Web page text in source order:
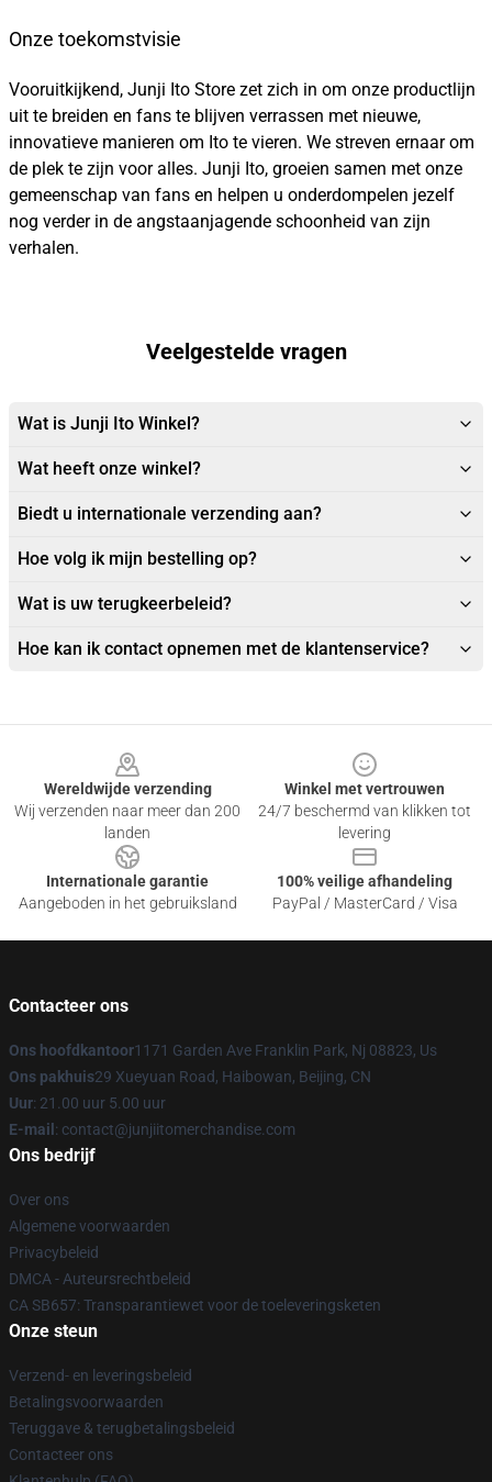
Onze toekomstvisie
Vooruitkijkend, Junji Ito Store zet zich in om onze productlijn
uit te breiden en fans te blijven verrassen met nieuwe,
innovatieve manieren om Ito te vieren. We streven ernaar om
de plek te zijn voor alles. Junji Ito, groeien samen met onze
gemeenschap van fans en helpen u onderdompelen jezelf
nog verder in de angstaanjagende schoonheid van zijn
verhalen.
Veelgestelde vragen
Wat is Junji Ito Winkel?
Wat heeft onze winkel?
Biedt u internationale verzending aan?
Hoe volg ik mijn bestelling op?
Wat is uw terugkeerbeleid?
Hoe kan ik contact opnemen met de klantenservice?
Wereldwijde verzending
Wij verzenden naar meer dan 200
landen
Winkel met vertrouwen
24/7 beschermd van klikken tot
levering
Internationale garantie
Aangeboden in het gebruiksland
100% veilige afhandeling
PayPal / MasterCard / Visa
Contacteer ons
Ons hoofdkantoor1171 Garden Ave Franklin Park, Nj 08823, Us
Ons pakhuis29 Xueyuan Road, Haibowan, Beijing, CN
Uur: 21.00 uur 5.00 uur
E-mail : contact@junjiitomerchandise.com
Ons bedrijf
Over ons
Algemene voorwaarden
Privacybeleid
DMCA - Auteursrechtbeleid
CA SB657: Transparantiewet voor de toeleveringsketen
Onze steun
Verzend- en leveringsbeleid
Betalingsvoorwaarden
Teruggave & terugbetalingsbeleid
Contacteer ons